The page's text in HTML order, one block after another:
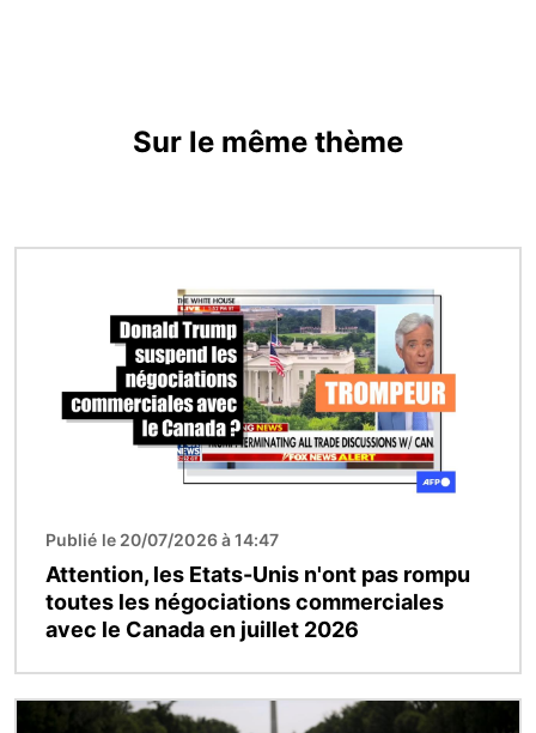
Sur le même thème
Publié le 20/07/2026 à 14:47
Attention, les Etats-Unis n'ont pas rompu
toutes les négociations commerciales
avec le Canada en juillet 2026